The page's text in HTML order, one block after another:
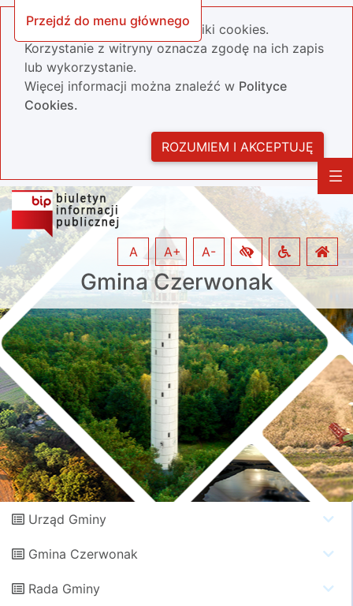
Przejdź do menu głównego
Nasza strona wykorzystuje pliki cookies.
Korzystanie z witryny oznacza zgodę na ich zapis
lub wykorzystanie.
Więcej informacji można znaleźć w Polityce
Cookies.
ROZUMIEM I AKCEPTUJĘ
Gmina Czerwonak
A A+ A-
Urząd Gminy
Gmina Czerwonak
Rada Gminy